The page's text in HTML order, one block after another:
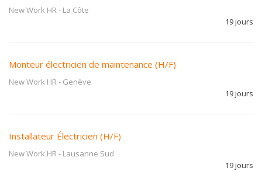
New Work HR- La Côte
19 jours
Monteur électricien de maintenance (H/F)
New Work HR- Genève
19 jours
Installateur Électricien (H/F)
New Work HR- Lausanne Sud
19 jours